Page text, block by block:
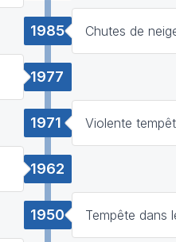
1985 Chutes de
1977
1971 Violente
1962
1950 Tempête dans